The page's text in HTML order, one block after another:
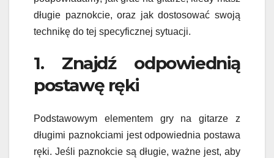
długie paznokcie, oraz jak dostosować swoją
technikę do tej specyficznej sytuacji.
1. Znajdź odpowiednią
postawę ręki
Podstawowym elementem gry na gitarze z
długimi paznokciami jest odpowiednia postawa
ręki. Jeśli paznokcie są długie, ważne jest, aby